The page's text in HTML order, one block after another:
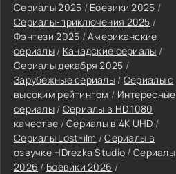
Сериалы 2025 / Боевики 2025 /
Сериалы-приключения 2025 /
Фэнтези 2025 /Американские
сериалы/ Канадские сериалы /
Сериалы декабря 2025 /
Зарубежные сериалы / Сериалы с
высоким рейтингом / Интересные
сериалы/ Сериалы в HD 1080
качестве /Сериалы в 4K UHD /
Сериалы LostFilm /Сериалы в
озвучке HDrezka Studio /Сериалы
2026 / Боевики 2026 /